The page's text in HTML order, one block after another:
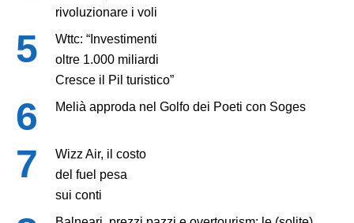
rivoluzionare i voli
Wttc: “Investimenti
oltre 1.000 miliardi
Cresce il Pil turistico”
Melià approda nel Golfo dei Poeti con Soges
Wizz Air, il costo
del fuel pesa
sui conti